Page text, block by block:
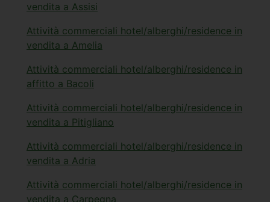
vendita a Assisi
Attività commerciali hotel/alberghi/residence in
vendita a Amelia
Attività commerciali hotel/alberghi/residence in
affitto a Bacoli
Attività commerciali hotel/alberghi/residence in
vendita a Pitigliano
Attività commerciali hotel/alberghi/residence in
vendita a Adria
Attività commerciali hotel/alberghi/residence in
vendita a Carpegna